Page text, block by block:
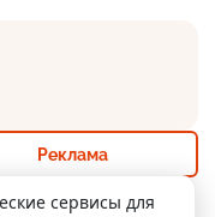
ясно
+23
Реклама
сервисы для